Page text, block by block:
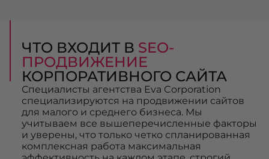
ЧТО ВХОДИТ В SEO-
ПРОДВИЖЕНИЕ
КОРПОРАТИВНОГО САЙТА
Специалисты агентства Eva Corporation
специализируются на продвижении сайтов
для малого и среднего бизнеса. Мы
учитываем все вышеперечисленные факторы
и уверены, что только четко спланированная
комплексная работа максимальная